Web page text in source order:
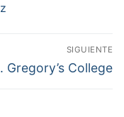
SIGUIENTE
Gregory’s College